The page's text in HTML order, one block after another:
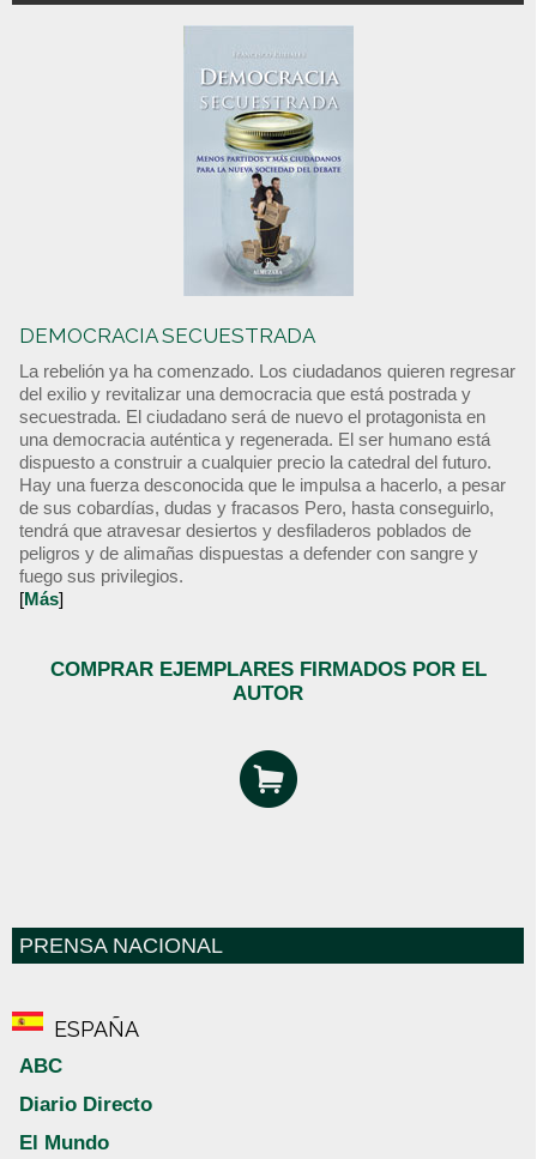
DEMOCRACIA SECUESTRADA
La rebelión ya ha comenzado. Los ciudadanos quieren regresar
del exilio y revitalizar una democracia que está postrada y
secuestrada. El ciudadano será de nuevo el protagonista en
una democracia auténtica y regenerada. El ser humano está
dispuesto a construir a cualquier precio la catedral del futuro.
Hay una fuerza desconocida que le impulsa a hacerlo, a pesar
de sus cobardías, dudas y fracasos Pero, hasta conseguirlo,
tendrá que atravesar desiertos y desfiladeros poblados de
peligros y de alimañas dispuestas a defender con sangre y
fuego sus privilegios.
[Más]
COMPRAR EJEMPLARES FIRMADOS POR EL
AUTOR
PRENSA NACIONAL
ESPAÑA
ABC
Diario Directo
El Mundo